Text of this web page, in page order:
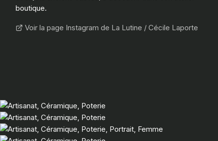
boutique.
Voir la page Instagram de La Lutine / Cécile Laporte